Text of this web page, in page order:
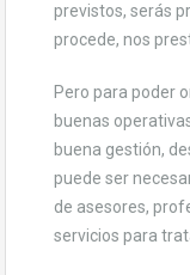
previstos, serás
procede, nos
Pero para poder
buenas
buena gestión,
puede ser
de asesores,
servicios para